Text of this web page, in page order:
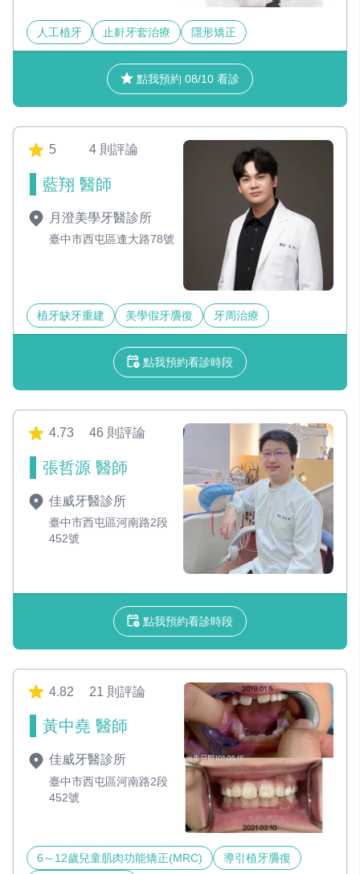
人工植牙 止鼾牙套治療 隱形矯正
點我預約 08/10 看診
5 4 則評論
藍翔 醫師
月澄美學牙醫診所
臺中市西屯區逢大路78號
植牙缺牙重建 美學假牙贗復 牙周治療
點我預約看診時段
4.73 46 則評論
張哲源 醫師
佳威牙醫診所
臺中市西屯區河南路2段
452號
點我預約看診時段
4.82 21 則評論
黃中堯 醫師
佳威牙醫診所
臺中市西屯區河南路2段
452號
6～12歲兒童肌肉功能矯正(MRC)
導引植牙贗復